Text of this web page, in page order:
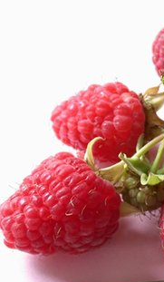
Каталог
Семена
Грунты
Газонные травы,
Горшки, рассадники,
Посадочный